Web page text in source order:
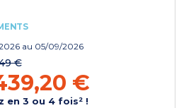
au 05/09/2026
€
€
en 3 ou 4 fois² !